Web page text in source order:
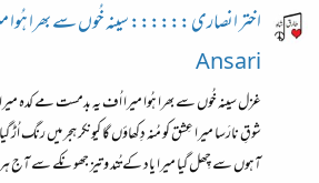
Ansari
غزل سینہ خُوں سے بھرا ہُوا میرا اُف یہ بدمست مے کدہ
شوقِ نارَسا میرا عِشق کو مُنہ دِکھاؤں گا کیونکر ہجر میں رنگ اُڑ
آہوں سے چِھل گیا میرا یاد کے تُند و تیز جھونکے سے آج